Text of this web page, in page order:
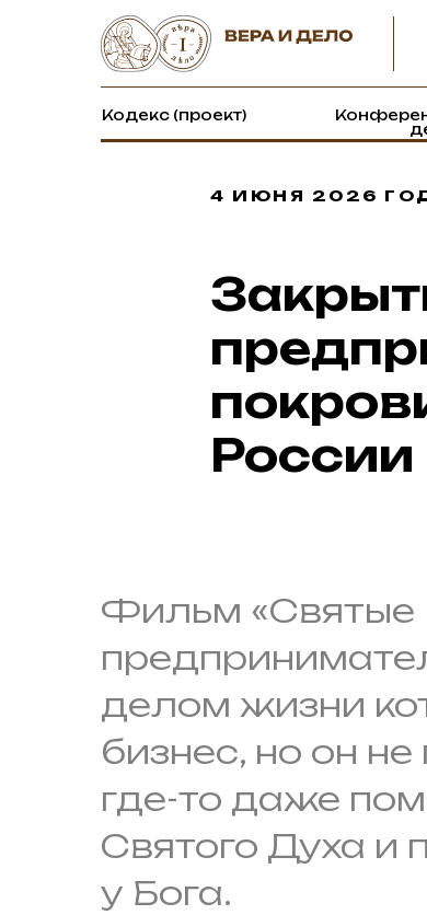
Кодекс (проект)
4 ИЮНЯ 2026
России
Фильм «Святые
делом жизни
бизнес, но он
где-то даже
Святого Духа и
у Бога.